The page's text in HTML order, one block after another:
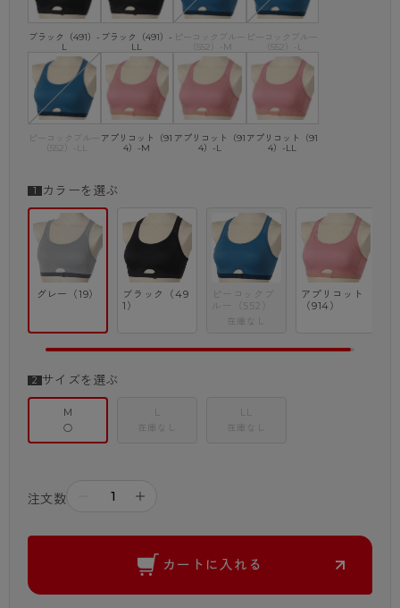
ブラック（491）-
L
ブラック（491）-
LL
ピーコックブルー
（552）-M
ピーコックブルー
（552）-L
ピーコックブルー
（552）-LL
アプリコット（91
4）-M
アプリコット（91
4）-L
アプリコット（91
4）-LL
カラーを選ぶ
グレー（19）
ブラック（49
1）
ピーコックブ
ルー（552）
在庫なし
アプリコット
（914）
サイズを選ぶ
M
○
L
在庫なし
LL
在庫なし
注文数 ＋
カートに入れる